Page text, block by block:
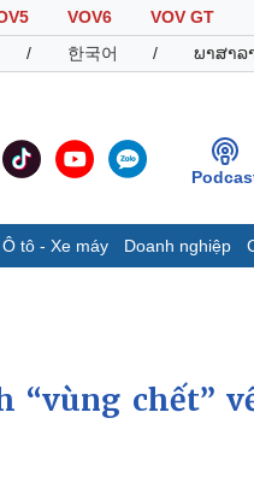
VOV6
VOV GT
/ 한국어 / ພາສາລ
Ô tô - Xe máy Doanh nghiệp
“vùng chết”